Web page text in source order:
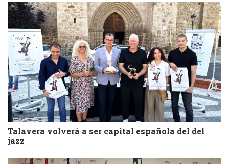
Talavera volverá a ser capital española del del
jazz